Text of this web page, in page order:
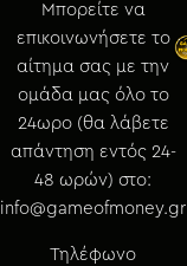
Μπορείτε να
επικοινωνήσετε το
αίτημα σας με την
ομάδα μας όλο το
24ωρο (θα λάβετε
απάντηση εντός 24-
48 ωρών) στο:
info@gameofmoney.gr
Τηλέφωνο